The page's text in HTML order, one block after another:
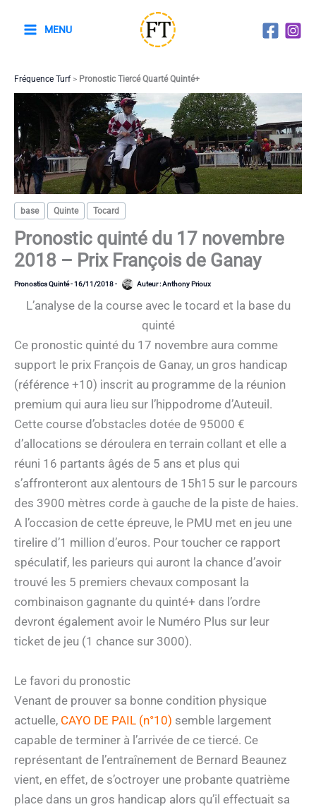
MENU
Fréquence Turf> Pronostic Tiercé Quarté Quinté+
base Quinte Tocard
Pronostic quinté du 17 novembre
2018 – Prix François de Ganay
Pronostics Quinté-16/11/2018- Auteur :Anthony Prioux
L’analyse de la course avec le tocard et la base du
quinté
Ce pronostic quinté du 17 novembre aura comme
support le prix François de Ganay, un gros handicap
(référence +10) inscrit au programme de la réunion
premium qui aura lieu sur l’hippodrome d’Auteuil.
Cette course d’obstacles dotée de 95000 €
d’allocations se déroulera en terrain collant et elle a
réuni 16 partants âgés de 5 ans et plus qui
s’affronteront aux alentours de 15h15 sur le parcours
des 3900 mètres corde à gauche de la piste de haies.
A l’occasion de cette épreuve, le PMU met en jeu une
tirelire d’1 million d’euros. Pour toucher ce rapport
spéculatif, les parieurs qui auront la chance d’avoir
trouvé les 5 premiers chevaux composant la
combinaison gagnante du quinté+ dans l’ordre
devront également avoir le Numéro Plus sur leur
ticket de jeu (1 chance sur 3000).
Le favori du pronostic
Venant de prouver sa bonne condition physique
actuelle, CAYO DE PAIL (n°10) semble largement
capable de terminer à l’arrivée de ce tiercé. Ce
représentant de l’entraînement de Bernard Beaunez
vient, en effet, de s’octroyer une probante quatrième
place dans un gros handicap alors qu’il effectuait sa